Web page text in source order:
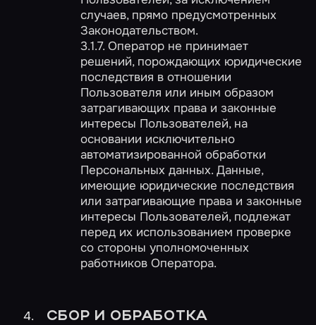
случаев, прямо предусмотренных
Законодательством.
3.1.7. Оператор не принимает
решений, порождающих юридические
последствия в отношении
Пользователя или иным образом
затрагивающих права и законные
интересы Пользователей, на
основании исключительно
автоматизированной обработки
Персональных данных. Данные,
имеющие юридические последствия
или затрагивающие права и законные
интересы Пользователей, подлежат
перед их использованием проверке
со стороны уполномоченных
работников Оператора.
СБОР И ОБРАБОТКА